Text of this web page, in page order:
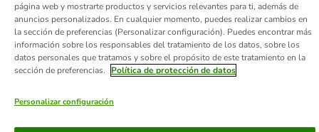
Programa de afiliación
Protección de datos
Declaración de accesibilidad
© zooplus SE2026
página web y mostrarte productos y servicios relevantes para ti, además de
anuncios personalizados. En cualquier momento, puedes realizar cambios en
la sección de preferencias (Personalizar configuración). Puedes encontrar más
información sobre los responsables del tratamiento de los datos, sobre los
datos personales que tratamos y sobre el propósito de este tratamiento en la
sección de preferencias.
Política de protección de datos
Personalizar configuración